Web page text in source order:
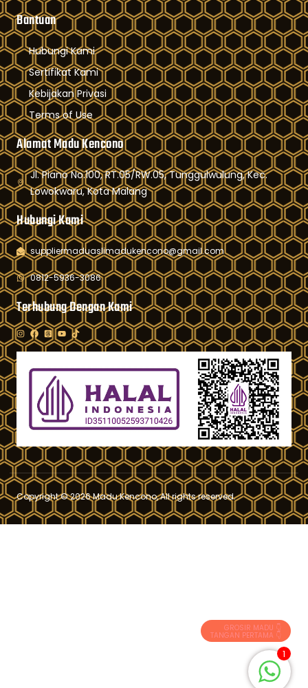
Bantuan
Hubungi Kami
Sertifikat Kami
Kebijakan Privasi
Terms of Use
Alamat Madu Kencono
Jl. Piano No.100, RT.05/RW.05, Tunggulwulung, Kec.
Lowokwaru, Kota Malang
Hubungi Kami
suppliermaduaslimadukencono@gmail.com
0812-5936-3086
Terhubung Dengan Kami
Copyright © 2026 Madu Kencono, All rights reserved.
GROSIR MADU 👇
TANGAN PERTAMA 👇
1